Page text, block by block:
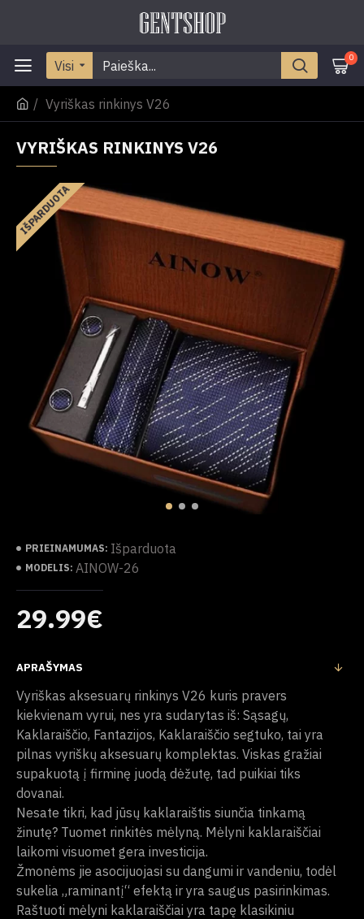
Visi 0
Vyriškas rinkinys V26
VYRIŠKAS RINKINYS V26
IŠPARDUOTA
PRIEINAMUMAS: Išparduota
MODELIS: AINOW-26
29.99€
APRAŠYMAS
Vyriškas aksesuarų rinkinys V26 kuris pravers
kiekvienam vyrui, nes yra sudarytas iš: Sąsagų,
Kaklaraiščio, Fantazijos, Kaklaraiščio segtuko, tai yra
pilnas vyriškų aksesuarų komplektas. Viskas gražiai
supakuotą į firminę juodą dėžutę, tad puikiai tiks
dovanai.
Nesate tikri, kad jūsų kaklaraištis siunčia tinkamą
žinutę? Tuomet rinkitės mėlyną. Mėlyni kaklaraiščiai
laikomi visuomet gera investicija.
Žmonėms jie asocijuojasi su dangumi ir vandeniu, todėl
sukelia „raminantį“ efektą ir yra saugus pasirinkimas.
Raštuoti mėlyni kaklaraiščiai yra tapę klasikiniu